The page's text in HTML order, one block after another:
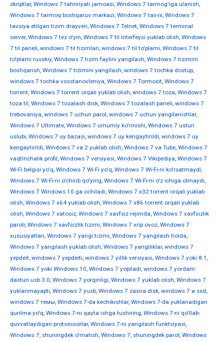
skriptlar, Windows 7 tahririyati jamoasi, Windows 7 tarmog'iga ulanish,
Windows 7 tarmoq boshqaruv markazi, Windows 7 tas-ix, Windows 7
tavsiya etilgan tizim drayveri, Windows 7 Telnet, Windows 7 terminal
server, Windows 7 tez o'yin, Windows 7 til interfeysi yuklab olish, Windows
7 til paneli, windows 7 til tizimlari, windows 7 til to'plami, Windows 7 til
to'plami russkiy, Windows 7 tizim faylini yangilash, Windows 7 tizimini
boshqarish, Windows 7 tizimini yangilash, windows 7 tochka dostup,
windows 7 tochka vosstanovleniya, Windows 7 Tormosit, Windows 7
torrent, Windows 7 torrent orqali yuklab olish, windows 7 toza, Windows 7
toza til, Windows 7 tozalash disk, Windows 7 tozalash paneli, windows 7
trebovaniya, windows 7 uchun parol, windows 7 uchun yangilanishlar,
Windows 7 Ultimate, Windows 7 umumiy ko'rinishi, Windows 7 ustun
uslubi, Windows 7 uy bazasi, windows 7 uy kengaytirildi, windows 7 uy
kengaytirildi, Windows 7 va 2 yuklab olish, Windows 7 va Tube, Windows 7
vaqtinchalik profil, Windows 7 versiyasi, Windows 7 Vikipediya, Windows 7
Wi-Fi belgisi yo'q, Windows 7 Wi-Fi yo'q, Windows 7 Wi-Fi-ni ko'rsatmaydi,
Windows 7 Wi-Fi-ni o'chirib qo'ying, Windows 7 Wi-Fi-ni o'z ichiga olmaydi,
Windows 7 Windows 10 ga ochiladi, Windows 7 x32 torrent orqali yuklab
olish, Windows 7 x64 yuklab olish, Windows 7 x86 torrent orqali yuklab
olish, Windows 7 xatosiz, Windows 7 xavfsiz rejimda, Windows 7 xavfsizlik
paroli, Windows 7 xavfsizlik tizimi, Windows 7 xrip ovoz, Windows 7
xususiyatlari, Windows 7 yangi tizimi, Windows 7 yangilash holda,
Windows 7 yangilash yuklab olish, Windows 7 yangiliklar, windows 7
yepdeit, windows 7 yepdeiti, windows 7 yillik versiyasi, Windows 7 yoki 8.1 ,
Windows 7 yoki Windows 10, Windows 7 yopiladi, windows 7 yordam
dasturi usb 3.0, Windows 7 yorqinligi, Windows 7 yuklab olish, Windows 7
yuklanmayapti, Windows 7 yusb, Windows 7 zaxira disk, windows 7 и ssd,
windows 7 темы, Windows 7-da kechikishlar, Windows 7-da yuklanadigan
qurilma yo'q, Windows 7-ni qayta ishga tushiring, Windows 7-ni qo'llab-
quvvatlaydigan protsessorlar, Windows 7-ni yangilash funktsiyasi,
Windows 7, shuningdek o'rnatish, Windows 7, shuningdek parol, Windows